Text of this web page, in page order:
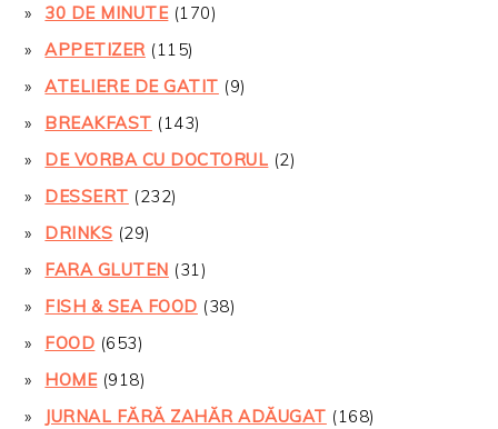
30 DE MINUTE(170)
APPETIZER(115)
ATELIERE DE GATIT (9)
BREAKFAST (143)
DE VORBA CU DOCTORUL (2)
DESSERT (232)
DRINKS (29)
FARA GLUTEN (31)
FISH & SEA FOOD (38)
FOOD (653)
HOME(918)
JURNAL FĂRĂ ZAHĂR ADĂUGAT (168)